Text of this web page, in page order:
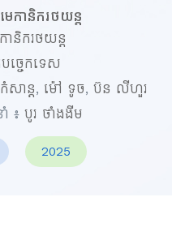
កានិករថយន្ត
ានិករថយន្ត
បច្ចេកទេស
សាន្ត, ម៉ៅ ទូច, ប៊ន លីហួរ
៖ បូរ ថាំងងីម
2025